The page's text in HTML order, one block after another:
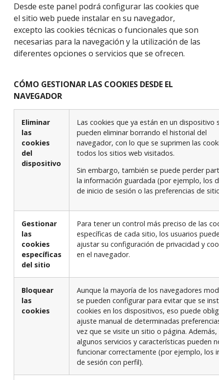
Desde este panel podrá configurar las cookies que
el sitio web puede instalar en su navegador,
excepto las cookies técnicas o funcionales que son
necesarias para la navegación y la utilización de las
diferentes opciones o servicios que se ofrecen.
CÓMO GESTIONAR LAS COOKIES DESDE EL
NAVEGADOR
Eliminar
las
cookies
del
dispositivo
Las cookies que ya están en un dispositivo
pueden eliminar borrando el historial del
navegador, con lo que se suprimen las
todos los sitios web visitados.
Sin embargo, también se puede perder
la información guardada (por ejemplo, los
de inicio de sesión o las preferencias de
Gestionar
las
cookies
específicas
del sitio
Para tener un control más preciso de las
específicas de cada sitio, los usuarios
ajustar su configuración de privacidad y
en el navegador.
Bloquear
las
cookies
Aunque la mayoría de los navegadores
se pueden configurar para evitar que se
cookies en los dispositivos, eso puede
ajuste manual de determinadas
vez que se visite un sitio o página. Además,
algunos servicios y características pueden
funcionar correctamente (por ejemplo, los
de sesión con perfil).